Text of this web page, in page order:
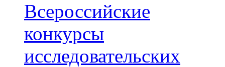
Всероссийские
конкурсы
исследовательских